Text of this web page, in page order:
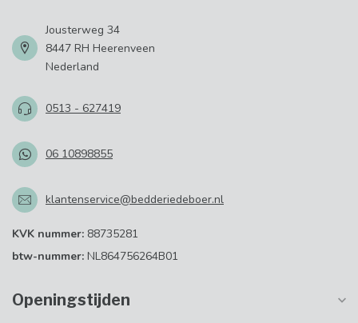
Jousterweg 34
8447 RH Heerenveen
Nederland
0513 - 627419
06 10898855
klantenservice@bedderiedeboer.nl
KVK nummer: 88735281
btw-nummer: NL864756264B01
Openingstijden